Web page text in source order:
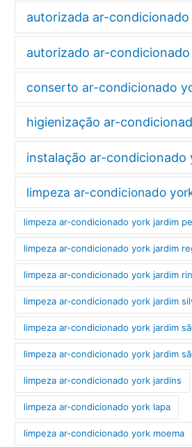
autorizada ar-
autorizado ar-
conserto ar-condicionado
higienização ar-
instalação ar-condicionado
limpeza ar-condicionado
limpeza ar-condicionado york jardim
limpeza ar-condicionado york jardim
limpeza ar-condicionado york jardim
limpeza ar-condicionado york jardim
limpeza ar-condicionado york jardim
limpeza ar-condicionado york jardim
limpeza ar-condicionado york jardins
limpeza ar-condicionado york lapa
limpeza ar-condicionado york moema